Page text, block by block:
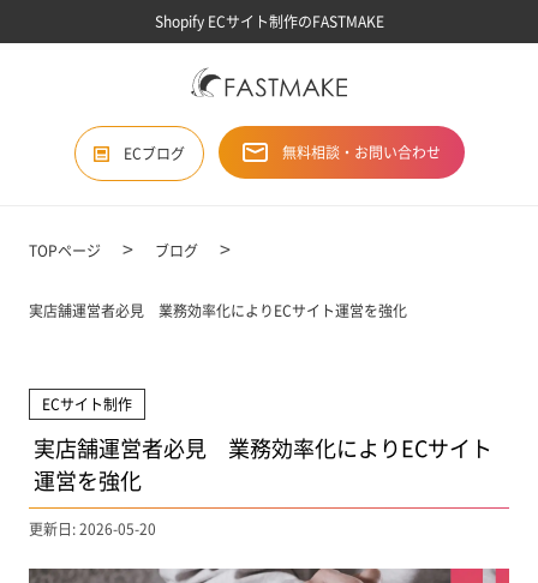
Shopify ECサイト制作のFASTMAKE
ECブログ 無料相談・お問い合わせ
TOPページ ブログ
実店舗運営者必見 業務効率化によりECサイト運営を強化
ECサイト制作
実店舗運営者必見 業務効率化によりECサイト
運営を強化
更新日: 2026-05-20